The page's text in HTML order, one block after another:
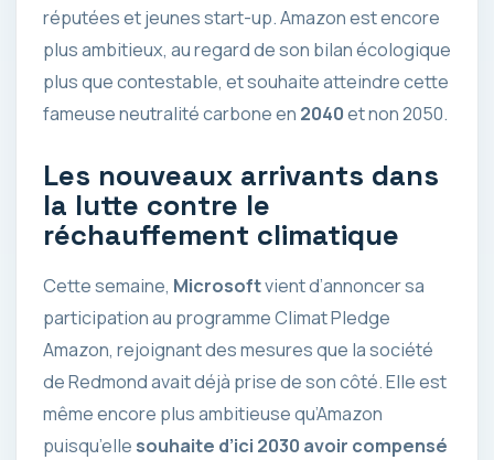
réputées et jeunes start-up. Amazon est encore
plus ambitieux, au regard de son bilan écologique
plus que contestable, et souhaite atteindre cette
fameuse neutralité carbone en 2040et non 2050.
Les nouveaux arrivants dans
la lutte contre le
réchauffement climatique
Cette semaine, Microsoftvient d’annoncer sa
participation au programme Climat Pledge
Amazon, rejoignant des mesures que la société
de Redmond avait déjà prise de son côté. Elle est
même encore plus ambitieuse qu’Amazon
puisqu’elle souhaite d’ici 2030 avoir compensé